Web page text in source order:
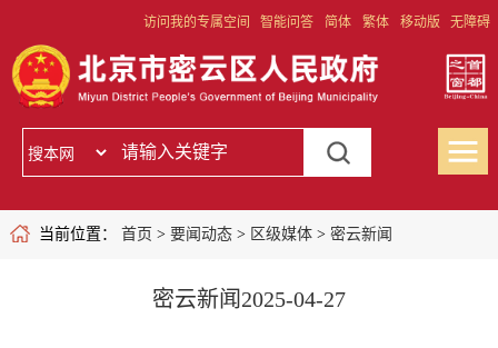
访问我的专属空间 智能问答 简体 繁体 移动版 无障碍
当前位置： 首页 > 要闻动态> 区级媒体> 密云新闻
密云新闻2025-04-27